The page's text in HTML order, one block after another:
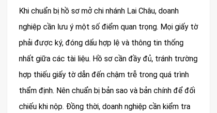
Khi chuẩn bị hồ sơ mở chi nhánh Lai Châu, doanh
nghiệp cần lưu ý một số điểm quan trọng. Mọi giấy tờ
phải được ký, đóng dấu hợp lệ và thông tin thống
nhất giữa các tài liệu. Hồ sơ cần đầy đủ, tránh trường
hợp thiếu giấy tờ dẫn đến chậm trễ trong quá trình
thẩm định. Nên chuẩn bị bản sao và bản chính để đối
chiếu khi nộp. Đồng thời, doanh nghiệp cần kiểm tra